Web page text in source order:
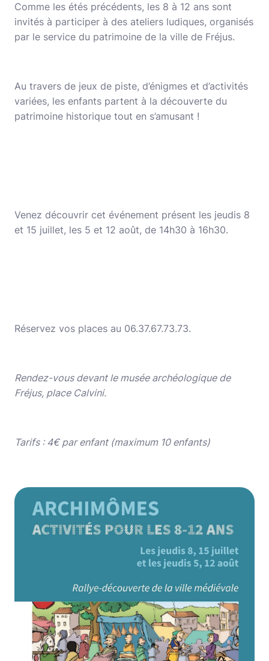
Comme les étés précédents, les 8 à 12 ans sont
invités à participer à des ateliers ludiques, organisés
par le service du patrimoine de la ville de Fréjus.
Au travers de jeux de piste, d’énigmes et d’activités
variées, les enfants partent à la découverte du
patrimoine historique tout en s’amusant !
Venez découvrir cet événement présent les jeudis 8
et 15 juillet, les 5 et 12 août, de 14h30 à 16h30.
Réservez vos places au 06.37.67.73.73.
Rendez-vous devant le musée archéologique de
Fréjus, place Calvini.
Tarifs : 4€ par enfant (maximum 10 enfants)